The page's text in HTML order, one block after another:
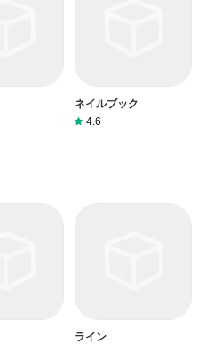
ネイルブック
4.6
ライン